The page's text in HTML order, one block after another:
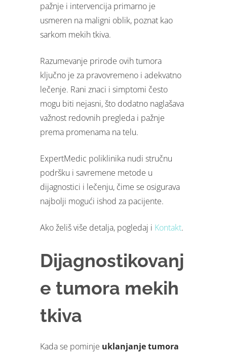
pažnje i intervencija primarno je
usmeren na maligni oblik, poznat kao
sarkom mekih tkiva.
Razumevanje prirode ovih tumora
ključno je za pravovremeno i adekvatno
lečenje. Rani znaci i simptomi često
mogu biti nejasni, što dodatno naglašava
važnost redovnih pregleda i pažnje
prema promenama na telu.
ExpertMedic poliklinika nudi stručnu
podršku i savremene metode u
dijagnostici i lečenju, čime se osigurava
najbolji mogući ishod za pacijente.
Ako želiš više detalja, pogledaj i Kontakt.
Dijagnostikovanj
e tumora mekih
tkiva
Kada se pominje uklanjanje tumora